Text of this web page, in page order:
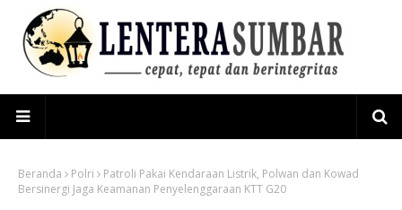
Beranda Polri
Patroli Pakai Kendaraan Listrik, Polwan dan Kowad
Bersinergi Jaga Keamanan Penyelenggaraan KTT G20